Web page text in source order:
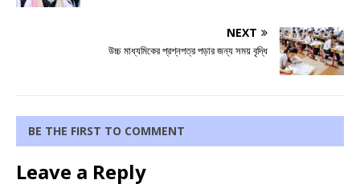
NEXT
উচ্চ মাধ্যমিকের প্রশ্নপত্র পড়ার জন্য সময় বৃদ্ধি
BE THE FIRST TO COMMENT
Leave a Reply